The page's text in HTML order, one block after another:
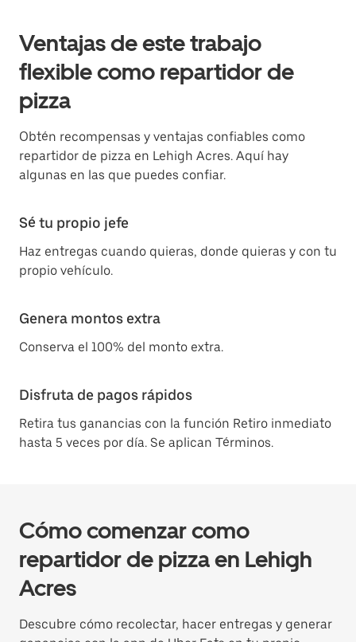
Ventajas de este trabajo
flexible como repartidor de
pizza
Obtén recompensas y ventajas confiables como
repartidor de pizza en Lehigh Acres. Aquí hay
algunas en las que puedes confiar.
Sé tu propio jefe
Haz entregas cuando quieras, donde quieras y con tu
propio vehículo.
Genera montos extra
Conserva el 100% del monto extra.
Disfruta de pagos rápidos
Retira tus ganancias con la función Retiro inmediato
hasta 5 veces por día. Se aplican Términos.
Cómo comenzar como
repartidor de pizza en Lehigh
Acres
Descubre cómo recolectar, hacer entregas y generar